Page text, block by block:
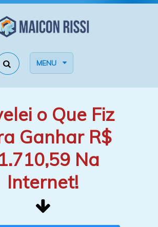
MENU
o Que Fiz
Ganhar R$
Na
Internet!